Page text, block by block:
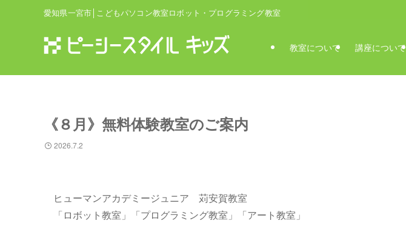
愛知県一宮市│こどもパソコン教室ロボット・プログラミング教室
教室について 講座について
《８月》無料体験教室のご案内
2026.7.2
ヒューマンアカデミージュニア 苅安賀教室
「ロボット教室」「プログラミング教室」「アート教室」